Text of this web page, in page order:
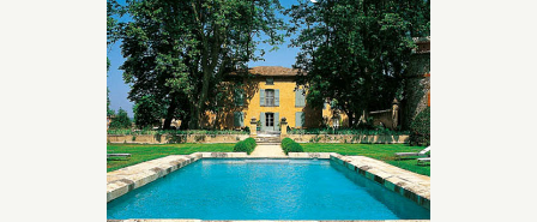
Les piscines en béton authentiques Jacques Brens se
démarquent par la noblesse des matériaux
utilisés pour garder un aspect ancien, retrouver une
patine naturelle ou créer un ornement de pierres de
taille.